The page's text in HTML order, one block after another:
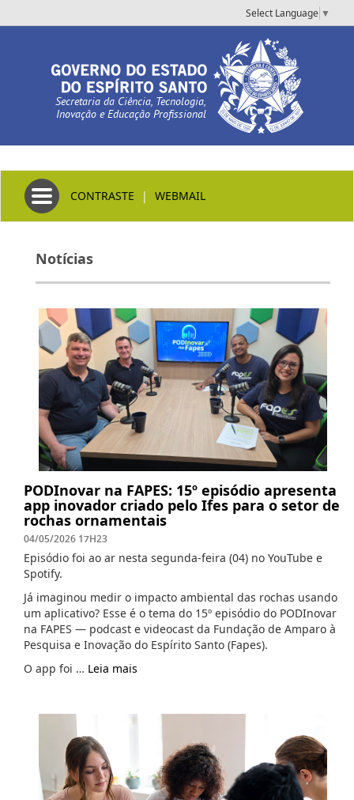
Select Language ▼
Secretaria da Ciência, Tecnologia,
Inovação e Educação Profissional
Toggle navigation
CONTRASTE | WEBMAIL
Notícias
PODInovar na FAPES: 15º episódio apresenta
app inovador criado pelo Ifes para o setor de
rochas ornamentais
04/05/2026 17H23
Episódio foi ao ar nesta segunda-feira (04) no YouTube e
Spotify.
Já imaginou medir o impacto ambiental das rochas usando
um aplicativo? Esse é o tema do 15º episódio do PODInovar
na FAPES — podcast e videocast da Fundação de Amparo à
Pesquisa e Inovação do Espírito Santo (Fapes).
O app foi … Leia mais